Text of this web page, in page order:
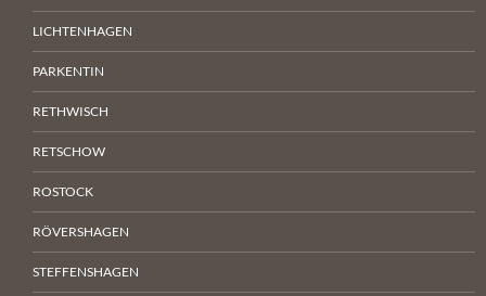
LICHTENHAGEN
PARKENTIN
RETHWISCH
RETSCHOW
ROSTOCK
RÖVERSHAGEN
STEFFENSHAGEN